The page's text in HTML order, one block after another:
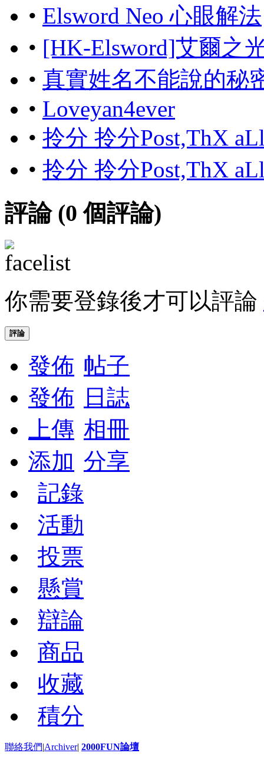
• Elsword Neo 心眼解法
• [HK-Elsword]艾爾之
• 真實姓名不能說的秘
• Loveyan4ever
• 拎分 拎分Post,ThX
• 拎分 拎分Post,ThX
評論 (0 個評論)
你需要登錄後才可以評論
評論
發佈 帖子
發佈
日誌
上傳 相冊
添加 分享
記錄
活動
投票
懸賞
辯論
商品
收藏
積分
聯絡我們|Archiver| 2000FUN論壇